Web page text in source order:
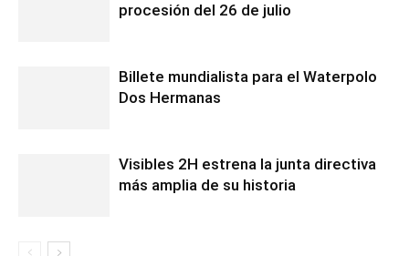
procesión del 26 de julio
Billete mundialista para el Waterpolo
Dos Hermanas
Visibles 2H estrena la junta directiva
más amplia de su historia